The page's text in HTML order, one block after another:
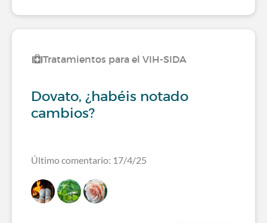
Tratamientos para el VIH-SIDA
Dovato, ¿habéis notado
cambios?
Último comentario: 17/4/25